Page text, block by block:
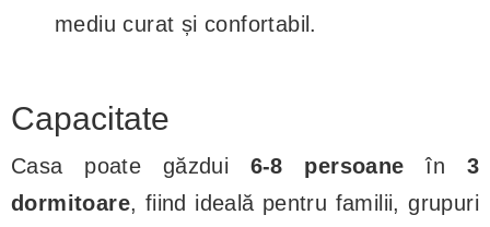
mediu curat și confortabil.
Capacitate
Casa poate găzdui 6-8 persoane în 3
dormitoare, fiind ideală pentru familii, grupuri